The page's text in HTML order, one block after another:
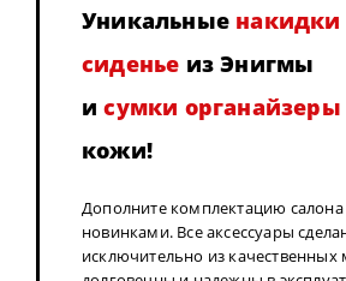
Уникальные накидки
сиденье из Энигмы
исумки органайзеры
кожи!
Дополните комплектацию
новинками. Все аксессуары
исключительно из качественных